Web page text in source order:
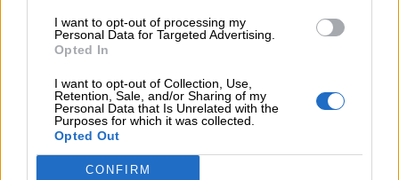
I want to opt-out of processing my
Personal Data for Targeted Advertising.
Opted In
I want to opt-out of Collection, Use,
Retention, Sale, and/or Sharing of my
Personal Data that Is Unrelated with the
Purposes for which it was collected.
Opted Out
CONFIRM